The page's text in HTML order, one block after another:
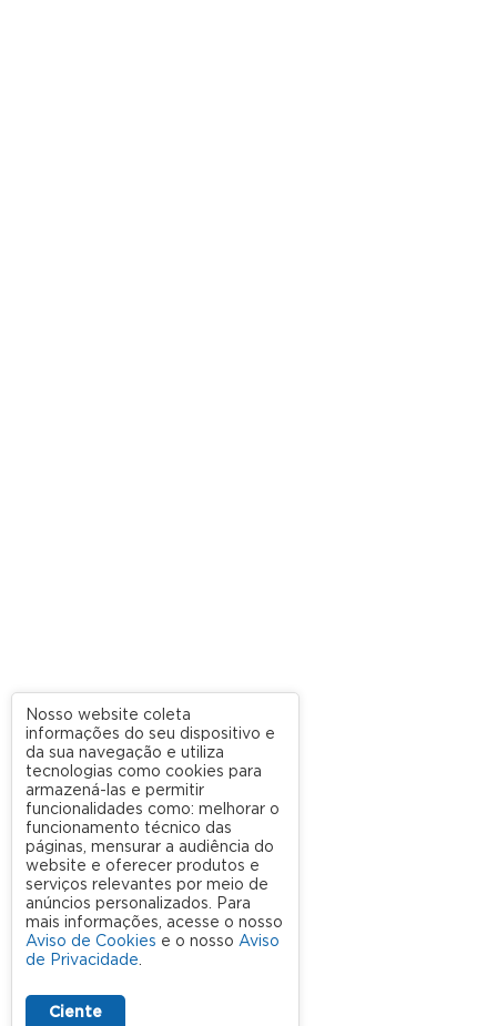
Nosso website coleta
informações do seu dispositivo e
da sua navegação e utiliza
tecnologias como cookies para
armazená-las e permitir
funcionalidades como: melhorar o
funcionamento técnico das
páginas, mensurar a audiência do
website e oferecer produtos e
serviços relevantes por meio de
anúncios personalizados. Para
mais informações, acesse o nosso
Aviso de Cookies e o nosso Aviso
de Privacidade.
Ciente